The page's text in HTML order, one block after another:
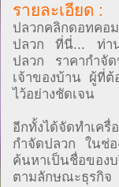
รายละเอียด :
ปลวกคลิกดอทคอ
ปลวก ที่นี่... ท่าน
ปลวก ราคากำจั
เจ้าของบ้าน ผู้ที่
ไว้อย่างชัดเจน
อีกทั้งได้จัดทำเครื่
กำจัดปลวก ในช่
ค้นหาเป็นชื่อของ
ตามลักษณะธุรกิจ